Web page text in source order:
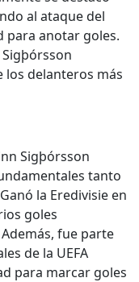
al ataque del
para anotar goles.
los delanteros más
Sigþórsson
tanto
la Eredivisie en
goles
fue parte
de la UEFA
para marcar goles